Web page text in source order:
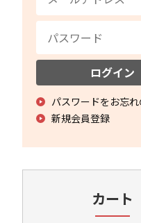
ログイン
パスワードをお忘
新規会員登録
カート